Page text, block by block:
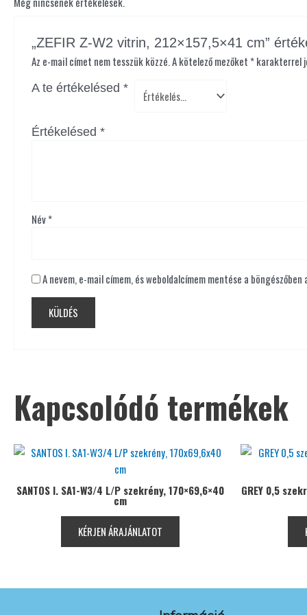
„ZEFIR Z-W2 vitrin, 212×157,5×41 cm”
Az e-mail címet nem tesszük közzé.A kötelező mezőket *karakterrel
A te értékelésed*
Értékelésed*
Név*
A nevem, e-mail címem, és weboldalcímem mentése a
Kapcsolódó termékek
SANTOS I. SA1-W3/4 L/P szekrény, 170×69,6×40
cm
KÉRJEN ÁRAJÁNLATOT
GREY 0,5